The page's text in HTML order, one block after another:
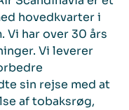
hovedkvarter i
Vi har over 30 års
Vi leverer
sin rejse med at
af tobaksrøg,